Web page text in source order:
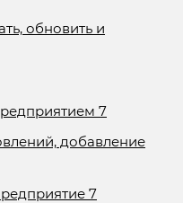
обновить и
7
добавление
7